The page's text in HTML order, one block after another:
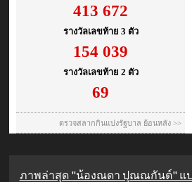
ภาพล่าสุด "น้องณดา ปุณณกันต์" แป